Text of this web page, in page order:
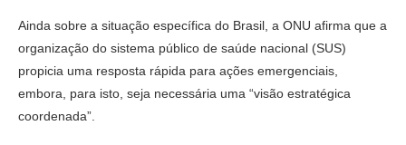
Ainda sobre a situação específica do Brasil, a ONU afirma que a
organização do sistema público de saúde nacional (SUS)
propicia uma resposta rápida para ações emergenciais,
embora, para isto, seja necessária uma “visão estratégica
coordenada”.